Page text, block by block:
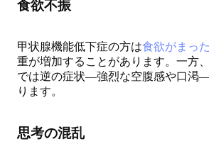
食欲不振
甲状腺機能低下症の方は食欲がまっ
重が増加することがあります。一方
では逆の症状—強烈な空腹感や口渇
ります。
思考の混乱